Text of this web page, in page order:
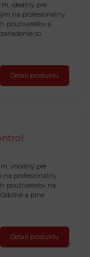
m, ideálny pre
na profesionálny
používateľov a
so
Detail produktu
vhodný pre
na profesionálny
používateľov na
a plne
Detail produktu